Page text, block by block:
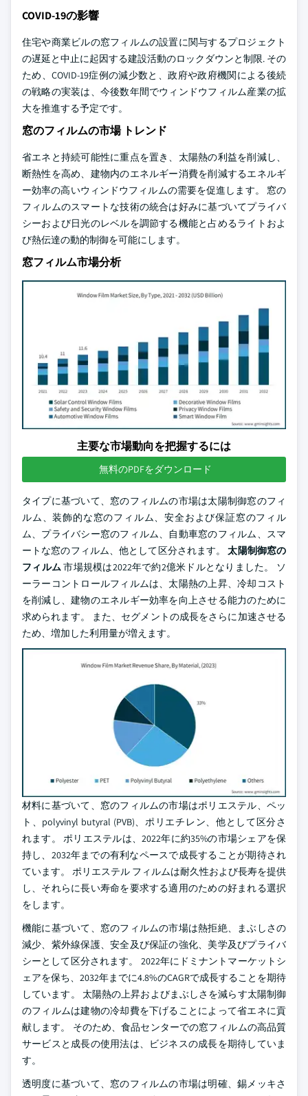
COVID-19の影響
住宅や商業ビルの窓フィルムの設置に関与するプロジェクト
の遅延と中止に起因する建設活動のロックダウンと制限. その
ため、COVID-19症例の減少数と、政府や政府機関による後続
の戦略の実装は、今後数年間でウィンドウフィルム産業の拡
大を推進する予定です。
窓のフィルムの市場 トレンド
省エネと持続可能性に重点を置き、太陽熱の利益を削減し、
断熱性を高め、建物内のエネルギー消費を削減するエネルギ
ー効率の高いウィンドウフィルムの需要を促進します。 窓の
フィルムのスマートな技術の統合は好みに基づいてプライバ
シーおよび日光のレベルを調節する機能と占めるライトおよ
び熱伝達の動的制御を可能にします。
窓フィルム市場分析
主要な市場動向を把握するには
無料のPDFをダウンロード
タイプに基づいて、窓のフィルムの市場は太陽制御窓のフィ
ルム、装飾的な窓のフィルム、安全および保証窓のフィル
ム、プライバシー窓のフィルム、自動車窓のフィルム、スマ
ートな窓のフィルム、他として区分されます。太陽制御窓の
フィルム市場規模は2022年で約2億米ドルとなりました。 ソ
ーラーコントロールフィルムは、太陽熱の上昇、冷却コスト
を削減し、建物のエネルギー効率を向上させる能力のために
求められます。 また、セグメントの成長をさらに加速させる
ため、増加した利用量が増えます。
材料に基づいて、窓のフィルムの市場はポリエステル、ペッ
ト、polyvinyl butyral (PVB)、ポリエチレン、他として区分さ
れます。 ポリエステルは、2022年に約35%の市場シェアを保
持し、2032年までの有利なペースで成長することが期待され
ています。 ポリエステル フィルムは耐久性および長寿を提供
し、それらに長い寿命を要求する適用のための好まれる選択
をします。
機能に基づいて、窓のフィルムの市場は熱拒絶、まぶしさの
減少、紫外線保護、安全及び保証の強化、美学及びプライバ
シーとして区分されます。 2022年にドミナントマーケットシ
ェアを保ち、2032年までに4.8%のCAGRで成長することを期待
しています。 太陽熱の上昇およびまぶしさを減らす太陽制御
のフィルムは建物の冷却費を下げることによって省エネに貢
献します。 そのため、食品センターでの窓フィルムの高品質
サービスと成長の使用法は、ビジネスの成長を期待していま
す。
透明度に基づいて、窓のフィルムの市場は明確、錫メッキさ